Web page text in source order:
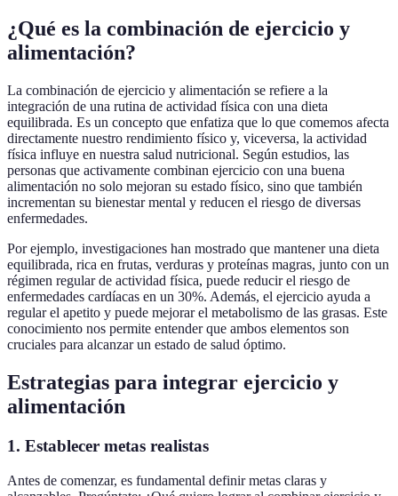
¿Qué es la combinación de ejercicio y
alimentación?
La combinación de ejercicio y alimentación se refiere a la
integración de una rutina de actividad física con una dieta
equilibrada. Es un concepto que enfatiza que lo que comemos afecta
directamente nuestro rendimiento físico y, viceversa, la actividad
física influye en nuestra salud nutricional. Según estudios, las
personas que activamente combinan ejercicio con una buena
alimentación no solo mejoran su estado físico, sino que también
incrementan su bienestar mental y reducen el riesgo de diversas
enfermedades.
Por ejemplo, investigaciones han mostrado que mantener una dieta
equilibrada, rica en frutas, verduras y proteínas magras, junto con un
régimen regular de actividad física, puede reducir el riesgo de
enfermedades cardíacas en un 30%. Además, el ejercicio ayuda a
regular el apetito y puede mejorar el metabolismo de las grasas. Este
conocimiento nos permite entender que ambos elementos son
cruciales para alcanzar un estado de salud óptimo.
Estrategias para integrar ejercicio y
alimentación
1. Establecer metas realistas
Antes de comenzar, es fundamental definir metas claras y